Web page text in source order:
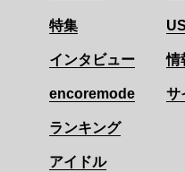
特集
インタビュー
encoremode
ランキング
アイドル
情
サ